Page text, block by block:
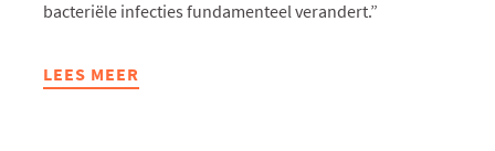
bacteriële infecties fundamenteel verandert.”
LEES MEER
ABOUT